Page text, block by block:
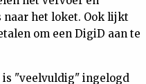
naar het loket. Ook lijkt
om een DigiD aan te
"veelvuldig" ingelogd